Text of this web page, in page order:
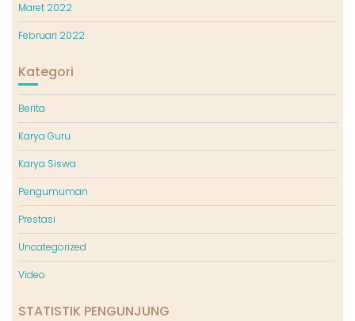
Maret 2022
Februari 2022
Kategori
Berita
Karya Guru
Karya Siswa
Pengumuman
Prestasi
Uncategorized
Video
STATISTIK PENGUNJUNG